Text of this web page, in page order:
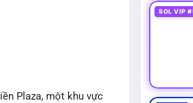
Plaza, một khu vực
SOL VIP